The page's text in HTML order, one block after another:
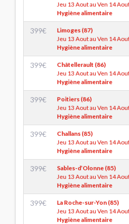
Jeu 13 Aout au Ven 14
Hygiène alimentaire
399€
Limoges (87)
Jeu 13 Aout au Ven 14
Hygiène alimentaire
399€
Châtellerault (86)
Jeu 13 Aout au Ven 14
Hygiène alimentaire
399€
Poitiers (86)
Jeu 13 Aout au Ven 14
Hygiène alimentaire
399€
Challans (85)
Jeu 13 Aout au Ven 14
Hygiène alimentaire
399€
Sables-d’Olonne (85)
Jeu 13 Aout au Ven 14
Hygiène alimentaire
399€
La Roche-sur-Yon (85)
Jeu 13 Aout au Ven 14
Hygiène alimentaire